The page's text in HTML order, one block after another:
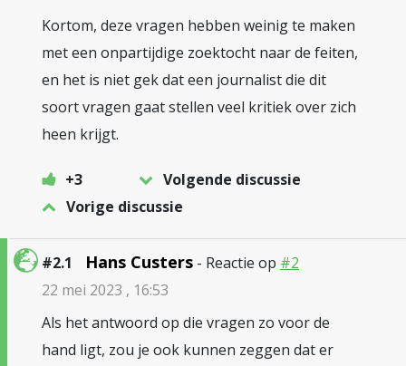
Kortom, deze vragen hebben weinig te maken
met een onpartijdige zoektocht naar de feiten,
en het is niet gek dat een journalist die dit
soort vragen gaat stellen veel kritiek over zich
heen krijgt.
+3
Volgende discussie
Vorige discussie
#2.1 Hans Custers - Reactie op #2
22 mei 2023 , 16:53
Als het antwoord op die vragen zo voor de
hand ligt, zou je ook kunnen zeggen dat er